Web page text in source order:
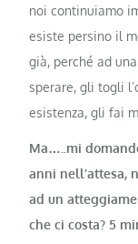
noi continuiamo
esiste persino il
già, perché ad
sperare, gli togli
esistenza, gli fai
Ma…..mi
anni nell’attesa,
ad un
che ci costa? 5